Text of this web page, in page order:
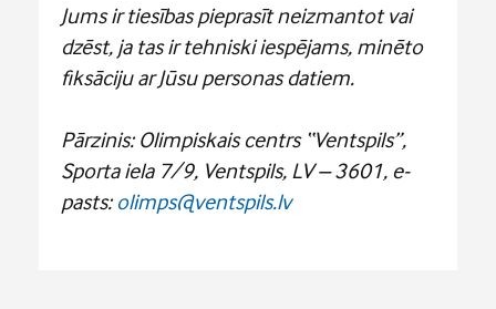
Jums ir tiesības pieprasīt neizmantot vai
dzēst, ja tas ir tehniski iespējams, minēto
fiksāciju ar Jūsu personas datiem.
Pārzinis: Olimpiskais centrs “Ventspils”,
Sporta iela 7/9, Ventspils, LV – 3601, e-
pasts:olimps@ventspils.lv